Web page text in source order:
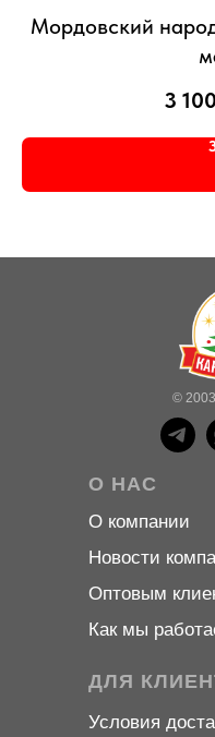
Мордовский
3 100
О НАС
ДЛЯ
©
Условия
О компании
Оптовым
Новости
Как мы